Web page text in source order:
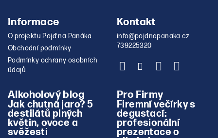
Informace
O projektu Pojď na Panáka
Obchodní podmínky
Podmínky ochrany osobních
údajů
Kontakt
info@pojdnapanaka.cz
739225320
Alkoholový blog
Jak chutná jaro? 5
destilátů plných
květin, ovoce a
svěžesti
Pro Firmy
Firemní večírky s
degustací:
profesionální
prezentace o